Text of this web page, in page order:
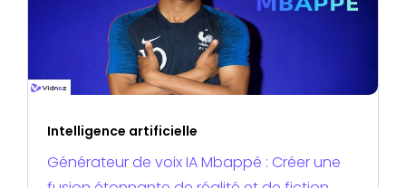
Intelligence artificielle
Générateur de voix IA Mbappé : Créer une